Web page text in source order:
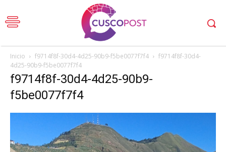
Inicio f9714f8f-30d4-4d25-90b9-f5be0077f7f4
f9714f8f-30d4-
4d25-90b9-f5be0077f7f4
f9714f8f-30d4-4d25-90b9-
f5be0077f7f4